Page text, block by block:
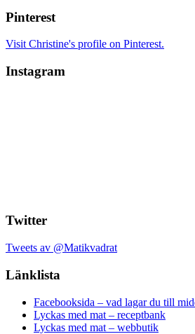
Pinterest
Visit Christine's profile on Pinterest.
Instagram
Twitter
Tweets av @Matikvadrat
Länklista
Facebooksida – vad lagar du till
Lyckas med mat – receptbank
Lyckas med mat – webbutik